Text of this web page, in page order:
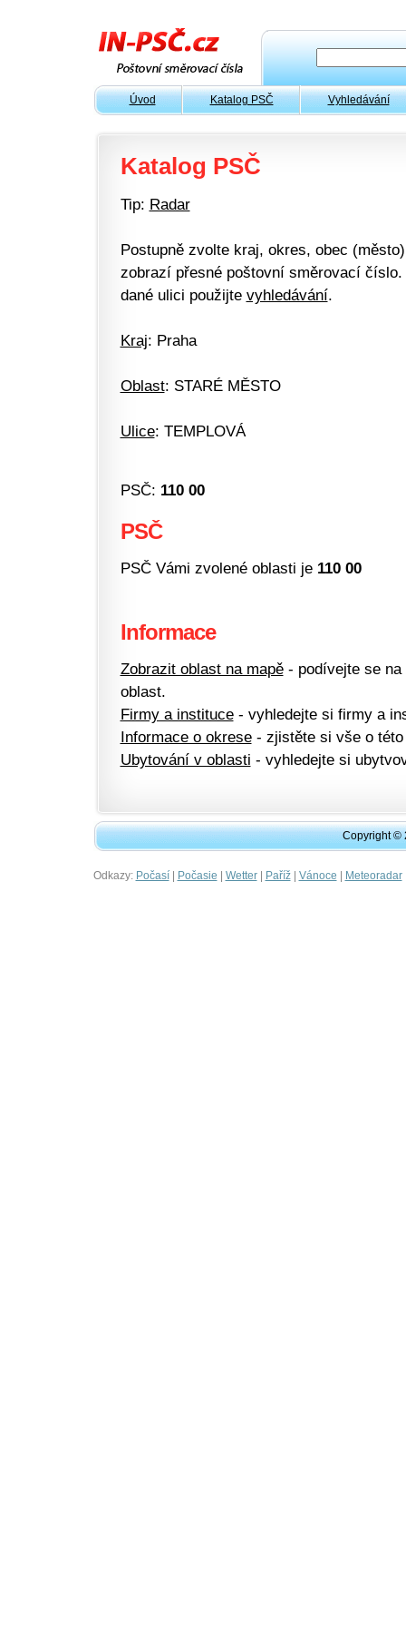
Úvod Katalog PSČ Vyhledávání
Katalog PSČ
Tip: Radar
Postupně zvolte kraj, okres, obec
zobrazí přesné poštovní směrovací
dané ulici použijte vyhledávání.
Kraj: Praha
Oblast: STARÉ MĚSTO
Ulice: TEMPLOVÁ
PSČ: 110 00
PSČ
PSČ Vámi zvolené oblasti je 110 00
Informace
Zobrazit oblast na mapě- podívejte se na
oblast.
Firmy a instituce- vyhledejte si firmy a
Informace o okrese- zjistěte si vše o této
Ubytování v oblasti - vyhledejte si
Copyright ©
Odkazy: Počasí| Počasie | Wetter| Paříž| Vánoce | Meteoradar